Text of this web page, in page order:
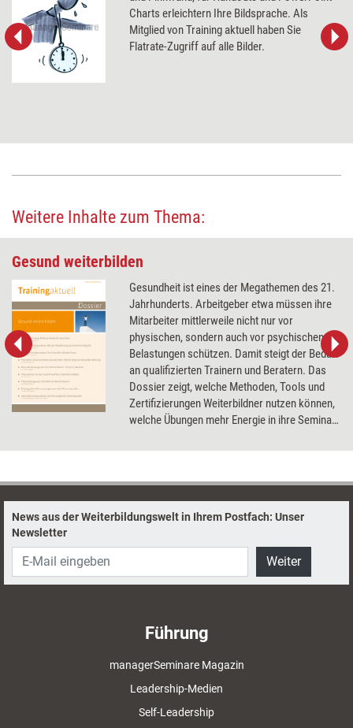
Charts erleichtern Ihre Bildsprache. Als
Mitglied von Training aktuell haben Sie
Flatrate-Zugriff auf alle Bilder.
Weitere Inhalte zum Thema:
Gesund weiterbilden
Gesundheit ist eines der Megathemen des 21.
Jahrhunderts. Arbeitgeber etwa müssen ihre
Mitarbeiter mittlerweile nicht nur vor
physischen, sondern auch vor psychischen
Belastungen schützen. Damit steigt der Bedarf
an qualifizierten Trainern und Beratern. Das
Dossier zeigt, welche Methoden, Tools und
Zertifizierungen Weiterbildner nutzen können,
welche Übungen mehr Energie in ihre Seminar
News aus der Weiterbildungswelt in Ihrem Postfach: Unser
Newsletter
Weiter
Führung
managerSeminare Magazin
Leadership-Medien
Self-Leadership